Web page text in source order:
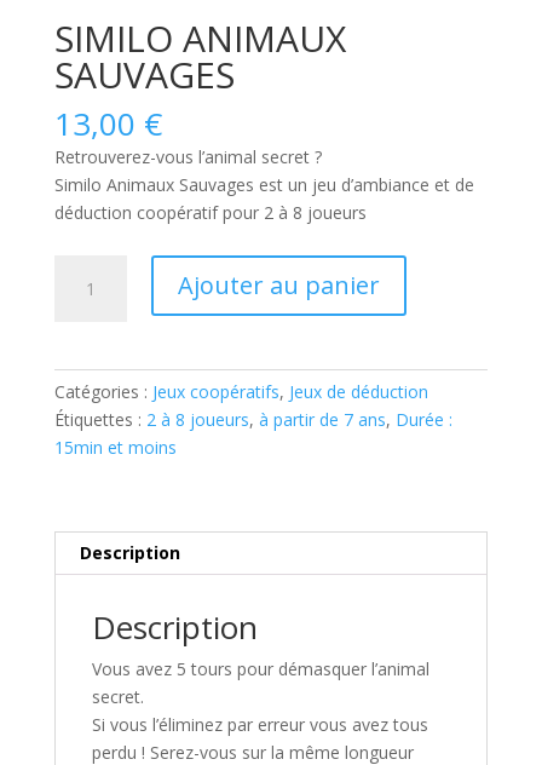
SIMILO ANIMAUX
SAUVAGES
13,00 €
Retrouverez-vous l’animal secret ?
Similo Animaux Sauvages est un jeu d’ambiance et de
déduction coopératif pour 2 à 8 joueurs
SAUVAGES
Ajouter au panier
Catégories : Jeux coopératifs, Jeux de déduction
Étiquettes : 2 à 8 joueurs, à partir de 7 ans, Durée :
15min et moins
Description
Description
Vous avez 5 tours pour démasquer l’animal
secret.
Si vous l’éliminez par erreur vous avez tous
perdu ! Serez-vous sur la même longueur